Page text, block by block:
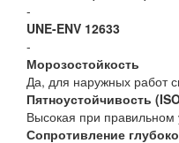
-
UNE-ENV 12633
-
Морозостойкость
Да, для наружных работ
Пятноустойчивость
Высокая при правильном
Сопротивление